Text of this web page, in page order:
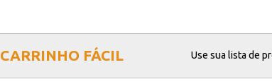
CARRINHO FÁCIL Use sua lista de